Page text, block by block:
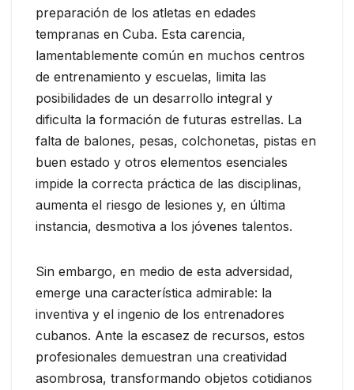
preparación de los atletas en edades
tempranas en Cuba. Esta carencia,
lamentablemente común en muchos centros
de entrenamiento y escuelas, limita las
posibilidades de un desarrollo integral y
dificulta la formación de futuras estrellas. La
falta de balones, pesas, colchonetas, pistas en
buen estado y otros elementos esenciales
impide la correcta práctica de las disciplinas,
aumenta el riesgo de lesiones y, en última
instancia, desmotiva a los jóvenes talentos.
Sin embargo, en medio de esta adversidad,
emerge una característica admirable: la
inventiva y el ingenio de los entrenadores
cubanos. Ante la escasez de recursos, estos
profesionales demuestran una creatividad
asombrosa, transformando objetos cotidianos